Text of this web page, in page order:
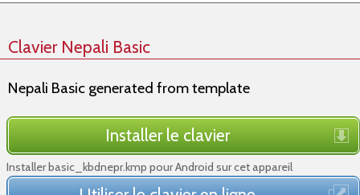
Clavier Nepali Basic
Nepali Basic generated from template
Installer le clavier
Installer basic_kbdnepr.kmp pour Android sur cet appareil